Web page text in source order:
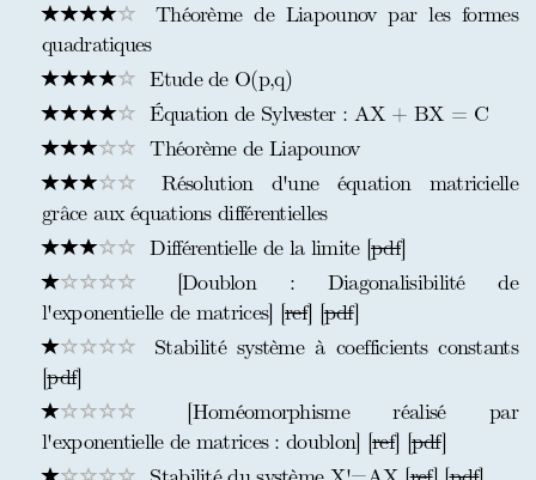
Théorème de Liapounov par les formes
quadratiques
Etude de O(p,q)
Équation de Sylvester : AX + BX = C
Théorème de Liapounov
Résolution d'une équation matricielle
grâce aux équations différentielles
Différentielle de la limite [pdf]
[Doublon : Diagonalisibilité de
l'exponentielle de matrices] [ref] [pdf]
Stabilité système à coefficients constants
[pdf]
[Homéomorphisme réalisé par
l'exponentielle de matrices : doublon] [ref] [pdf]